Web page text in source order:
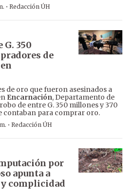
· Redacción ÚH
G. 350
de
de oro que fueron asesinados a
Encarnación, Departamento de
de entre G. 350 millones y 370
contaban para comprar oro.
· Redacción ÚH
por
apunta a
complicidad